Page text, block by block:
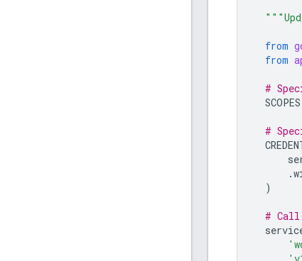
from
from
#
SCOPES
#
.
)
# Call